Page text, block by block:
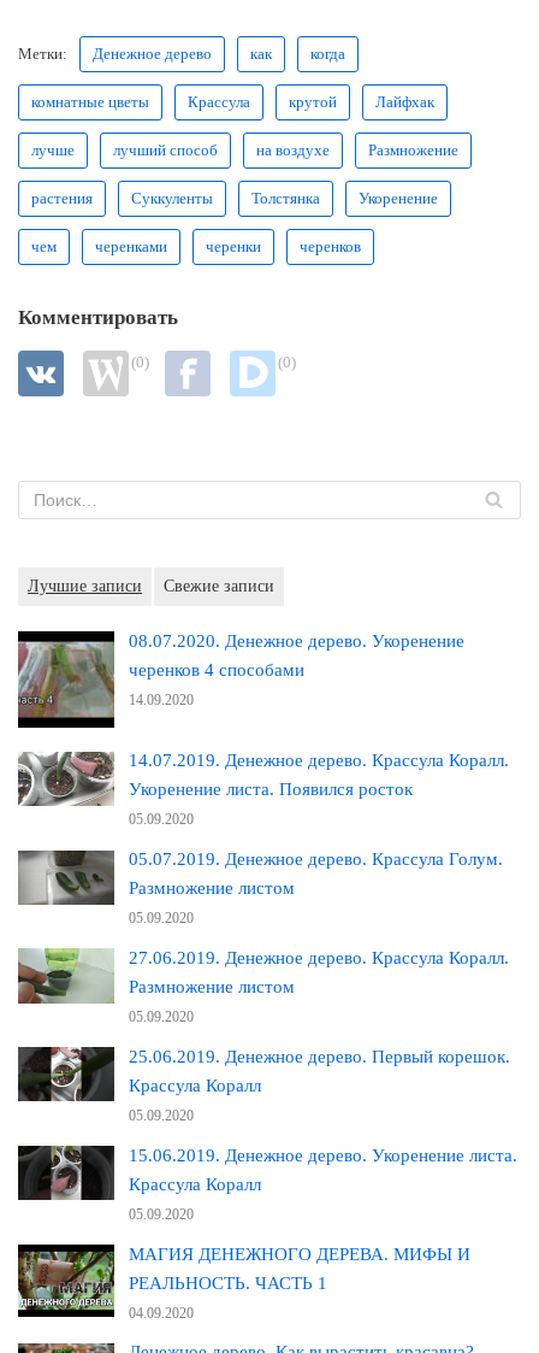
Метки: Денежное дерево как когда
комнатные цветы Крассула крутой Лайфхак
лучше лучший способ на воздухе Размножение
растения Суккуленты Толстянка Укоренение
чем черенками черенки черенков
Комментировать
(0) (0)
Лучшие записи Свежие записи
08.07.2020. Денежное дерево. Укоренение
черенков 4 способами
14.09.2020
14.07.2019. Денежное дерево. Крассула Коралл.
Укоренение листа. Появился росток
05.09.2020
05.07.2019. Денежное дерево. Крассула Голум.
Размножение листом
05.09.2020
27.06.2019. Денежное дерево. Крассула Коралл.
Размножение листом
05.09.2020
25.06.2019. Денежное дерево. Первый корешок.
Крассула Коралл
05.09.2020
15.06.2019. Денежное дерево. Укоренение листа.
Крассула Коралл
05.09.2020
МАГИЯ ДЕНЕЖНОГО ДЕРЕВА. МИФЫ И
РЕАЛЬНОСТЬ. ЧАСТЬ 1
04.09.2020